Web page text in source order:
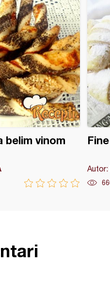
belim vinom
Autor: